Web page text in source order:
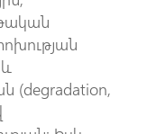
(degradation,